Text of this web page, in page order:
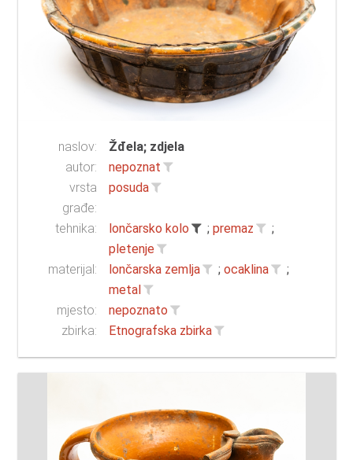
naslov:
Žđela; zdjela
autor:
nepoznat
vrsta
građe:
posuda
tehnika: lončarsko kolo ; premaz
;
pletenje
materijal:
lončarska zemlja ; ocaklina
;
metal
mjesto:
nepoznato
zbirka:
Etnografska zbirka